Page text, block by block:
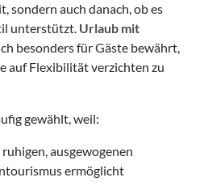
sondern auch danach, ob es
unterstützt. Urlaub mit
besonders für Gäste bewährt,
auf Flexibilität verzichten zu
gewählt, weil:
ausgewogenen
ermöglicht